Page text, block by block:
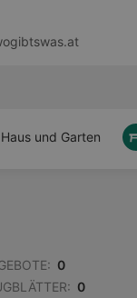
Haus und Garten
0
0